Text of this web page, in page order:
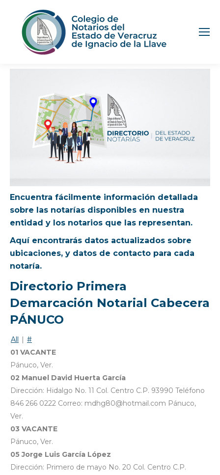
Encuentra fácilmente información detallada
sobre las notarías disponibles en nuestra
entidad y los notarios que las representan.
Aquí encontrarás datos actualizados sobre
ubicaciones, y datos de contacto para cada
notaría.
Directorio Primera
Demarcación Notarial Cabecera
PÁNUCO
All | #
01 VACANTE
Pánuco, Ver.
02 Manuel David Huerta García
Dirección: Hidalgo No. 11 Col. Centro C.P. 93990 Teléfono
846 266 0222 Correo: mdhg80@hotmail.com Pánuco,
Ver.
03 VACANTE
Pánuco, Ver.
05 Jorge Luis García López
Dirección: Primero de mayo No. 20 Col. Centro C.P.